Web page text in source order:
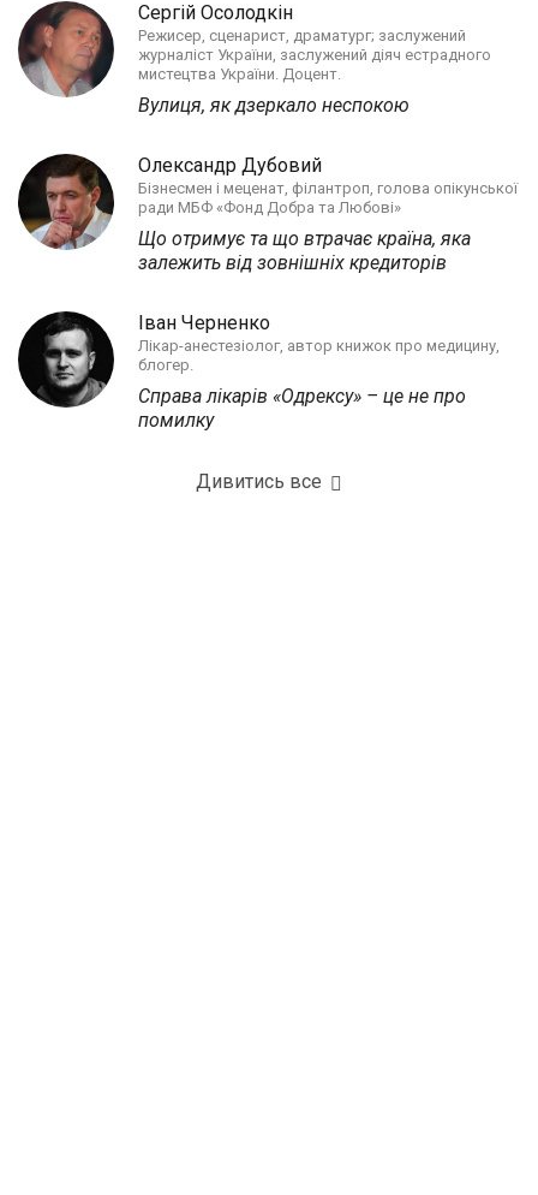
Сергій Осолодкін
Режисер, сценарист, драматург; заслужений
журналіст України, заслужений діяч естрадного
мистецтва України. Доцент.
Вулиця, як дзеркало неспокою
Олександр Дубовий
Бізнесмен і меценат, філантроп, голова опікунської
ради МБФ «Фонд Добра та Любові»
Що отримує та що втрачає країна, яка
залежить від зовнішніх кредиторів
Іван Черненко
Лікар-анестезіолог, автор книжок про медицину,
блогер.
Справа лікарів «Одрексу» – це не про
помилку
Дивитись все